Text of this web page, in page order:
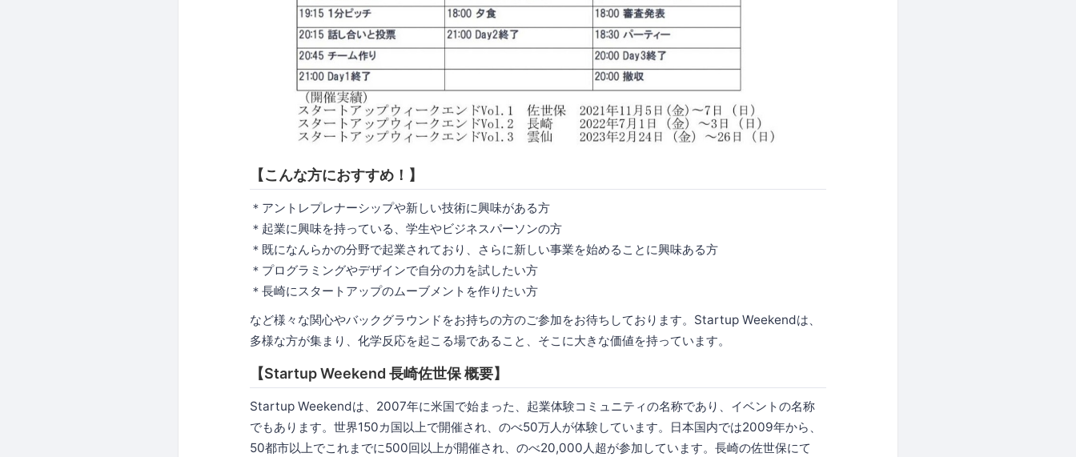
【こんな方におすすめ！】
＊アントレプレナーシップや新しい技術に興味がある方
＊起業に興味を持っている、学生やビジネスパーソンの方
＊既になんらかの分野で起業されており、さらに新しい事業を始めることに興味ある方
＊プログラミングやデザインで自分の力を試したい方
＊長崎にスタートアップのムーブメントを作りたい方
など様々な関心やバックグラウンドをお持ちの方のご参加をお待ちしております。Startup Weekendは、
多様な方が集まり、化学反応を起こる場であること、そこに大きな価値を持っています。
【Startup Weekend 長崎佐世保 概要】
Startup Weekendは、2007年に米国で始まった、起業体験コミュニティの名称であり、イベントの名称
でもあります。世界150カ国以上で開催され、のべ50万人が体験しています。日本国内では2009年から、
50都市以上でこれまでに500回以上が開催され、のべ20,000人超が参加しています。長崎の佐世保にて